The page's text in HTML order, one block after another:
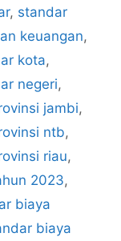
, standar
keuangan,
kota,
negeri,
jambi,
ntb,
riau,
2023,
biaya
biaya